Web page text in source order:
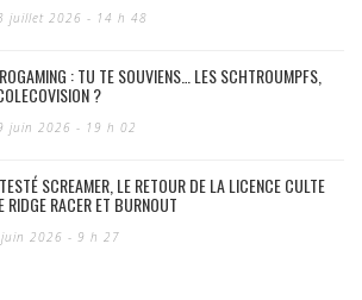
juillet 2026 - 14 h 48
: TU TE SOUVIENS… LES SCHTROUMPFS,
?
juin 2026 - 19 h 02
SCREAMER, LE RETOUR DE LA LICENCE CULTE
RIDGE RACER ET BURNOUT
2026 - 9 h 27